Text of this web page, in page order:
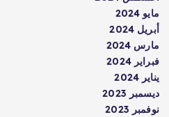
مايو 2024
أبريل 2024
مارس 2024
فبراير 2024
يناير 2024
ديسمبر 2023
نوفمبر 2023